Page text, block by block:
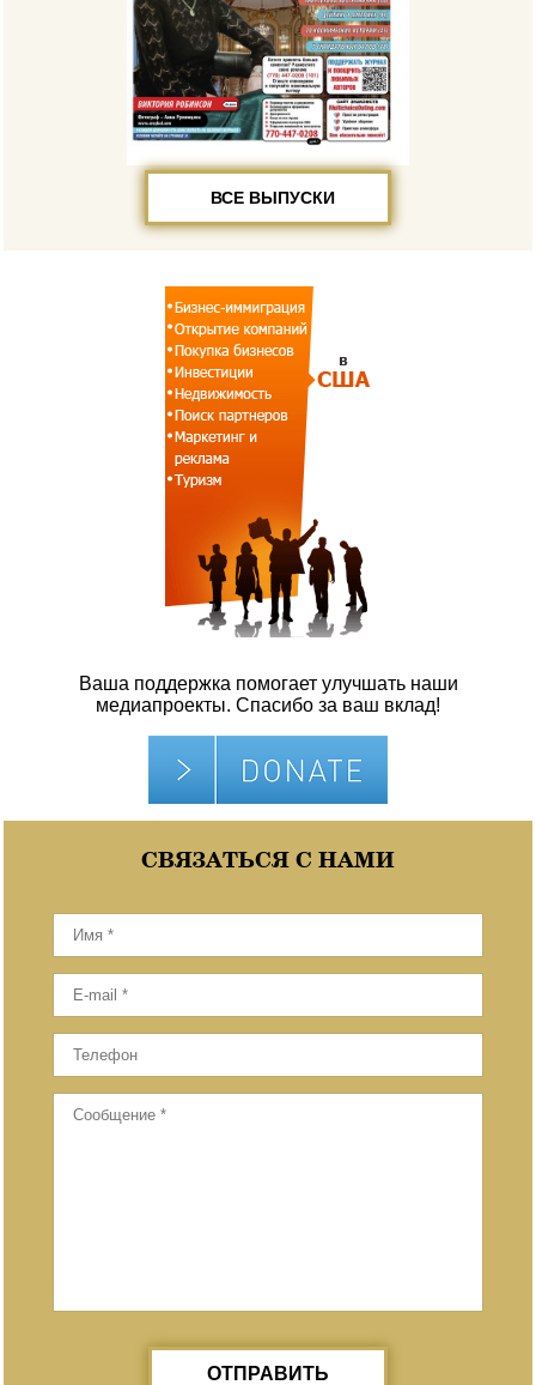
ВСЕ ВЫПУСКИ
Ваша поддержка помогает улучшать наши
медиапроекты. Спасибо за ваш вклад!
СВЯЗАТЬСЯ С НАМИ
ОТПРАВИТЬ